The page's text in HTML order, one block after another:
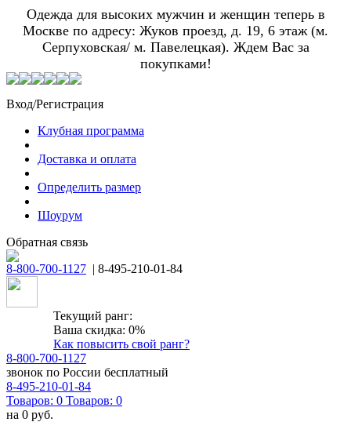
Одежда для высоких мужчин и женщин теперь в
Москве по адресу: Жуков проезд, д. 19, 6 этаж (м.
Серпуховская/ м. Павелецкая). Ждем Вас за
покупками!
Вход/Регистрация
Клубная программа
Доставка и оплата
Определить размер
Шоурум
Обратная связь
8-800-700-1127 | 8-495-210-01-84
Текущий ранг:
Ваша скидка: 0%
Как повысить свой ранг?
8-800-700-1127
звонок по России бесплатный
8-495-210-01-84
Товаров: 0 Товаров: 0
на 0 руб.